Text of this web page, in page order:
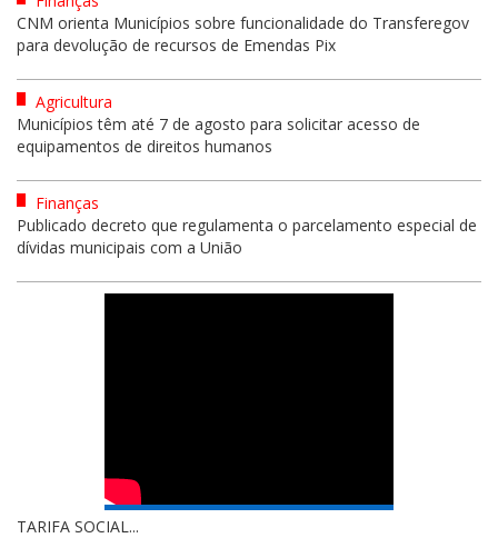
CNM orienta Municípios sobre funcionalidade do Transferegov
para devolução de recursos de Emendas Pix
Agricultura
Municípios têm até 7 de agosto para solicitar acesso de
equipamentos de direitos humanos
Finanças
Publicado decreto que regulamenta o parcelamento especial de
dívidas municipais com a União
TARIFA SOCIAL...